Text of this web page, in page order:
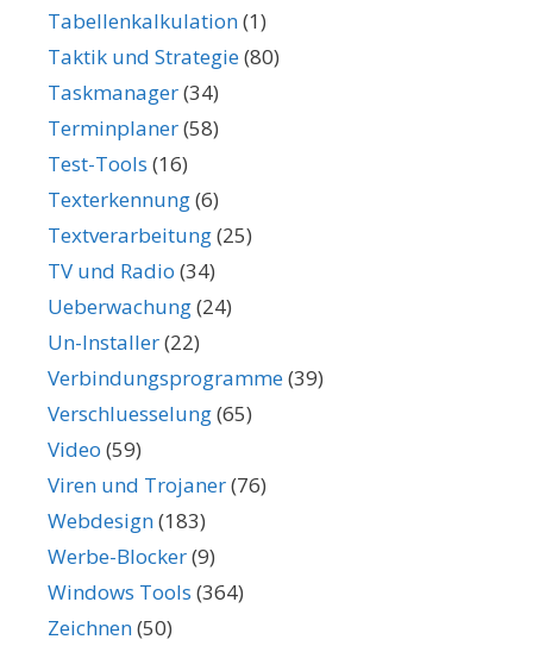
Tabellenkalkulation(1)
Taktik und Strategie(80)
Taskmanager(34)
Terminplaner(58)
Test-Tools (16)
Texterkennung(6)
Textverarbeitung(25)
TV und Radio (34)
Ueberwachung(24)
Un-Installer(22)
Verbindungsprogramme(39)
Verschluesselung(65)
Video (59)
Viren und Trojaner(76)
Webdesign(183)
Werbe-Blocker(9)
Windows Tools (364)
Zeichnen(50)